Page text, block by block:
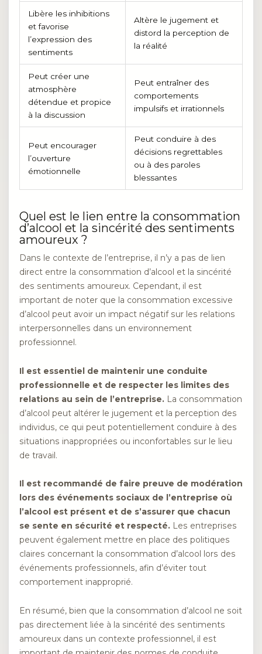
Libère les inhibitions
et favorise
l’expression des
sentiments
Altère le jugement et
distord la perception de
la réalité
Peut créer une
atmosphère
détendue et propice
à la discussion
Peut entraîner des
comportements
impulsifs et irrationnels
Peut encourager
l’ouverture
émotionnelle
Peut conduire à des
décisions regrettables
ou à des paroles
blessantes
Quel est le lien entre la consommation
d’alcool et la sincérité des sentiments
amoureux ?
Dans le contexte de l’entreprise, il n’y a pas de lien
direct entre la consommation d’alcool et la sincérité
des sentiments amoureux. Cependant, il est
important de noter que la consommation excessive
d’alcool peut avoir un impact négatif sur les relations
interpersonnelles dans un environnement
professionnel.
Il est essentiel de maintenir une conduite
professionnelle et de respecter les limites des
relations au sein de l’entreprise. La consommation
d’alcool peut altérer le jugement et la perception des
individus, ce qui peut potentiellement conduire à des
situations inappropriées ou inconfortables sur le lieu
de travail.
Il est recommandé de faire preuve de modération
lors des événements sociaux de l’entreprise où
l’alcool est présent et de s’assurer que chacun
se sente en sécurité et respecté. Les entreprises
peuvent également mettre en place des politiques
claires concernant la consommation d’alcool lors des
événements professionnels, afin d’éviter tout
comportement inapproprié.
En résumé, bien que la consommation d’alcool ne soit
pas directement liée à la sincérité des sentiments
amoureux dans un contexte professionnel, il est